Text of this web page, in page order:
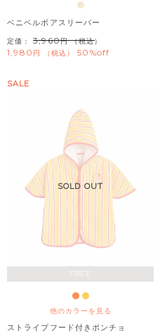
ベニベルボアスリーパー
定価： 3,960 （税込）
1,980 税込 50%off
FREE
他のカラーを見る
SOLD OUT
SALE
ストライプフード付きポンチョ